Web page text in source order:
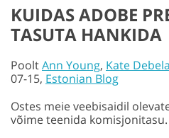
KUIDAS ADOBE
TASUTA HANKIDA
PooltAnn Young, Kate Debela
07-15, Estonian Blog
Ostes meie veebisaidil
võime teenida komisjonitasu.